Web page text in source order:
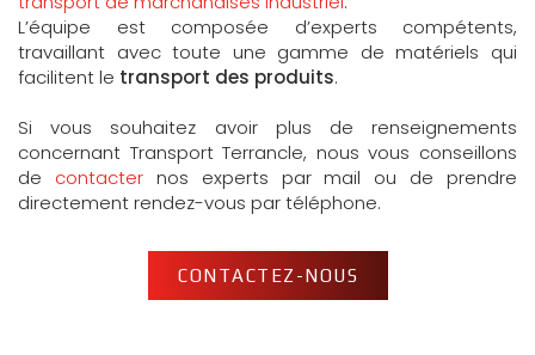
L’équipe est composée d’experts compétents,
travaillant avec toute une gamme de matériels qui
facilitent le transport des produits.
Si vous souhaitez avoir plus de renseignements
concernant Transport Terrancle, nous vous conseillons
de contacternos experts par mail ou de prendre
directement rendez-vous par téléphone.
CONTACTEZ-NOUS